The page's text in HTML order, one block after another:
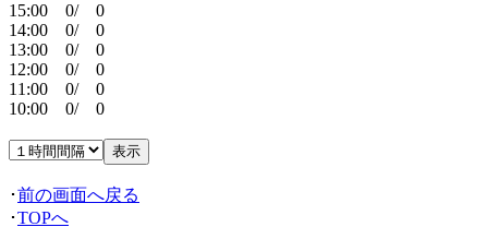
15:00 0/ 0
14:00 0/ 0
13:00 0/ 0
12:00 0/ 0
11:00 0/ 0
10:00 0/ 0
･前の画面へ戻る
･TOPへ